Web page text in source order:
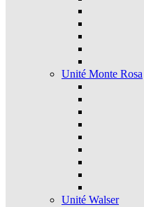
Unité Monte Rosa
Unité Walser